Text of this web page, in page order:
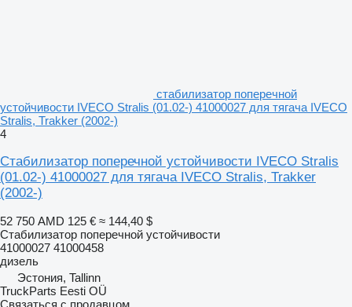
стабилизатор поперечной
устойчивости IVECO Stralis (01.02-) 41000027 для тягача IVECO
Stralis, Trakker (2002-)
4
Стабилизатор поперечной устойчивости IVECO Stralis
(01.02-) 41000027 для тягача IVECO Stralis, Trakker
(2002-)
52 750 AMD 125 € ≈ 144,40 $
Стабилизатор поперечной устойчивости
41000027 41000458
дизель
Эстония, Tallinn
TruckParts Eesti OÜ
Связаться с продавцом